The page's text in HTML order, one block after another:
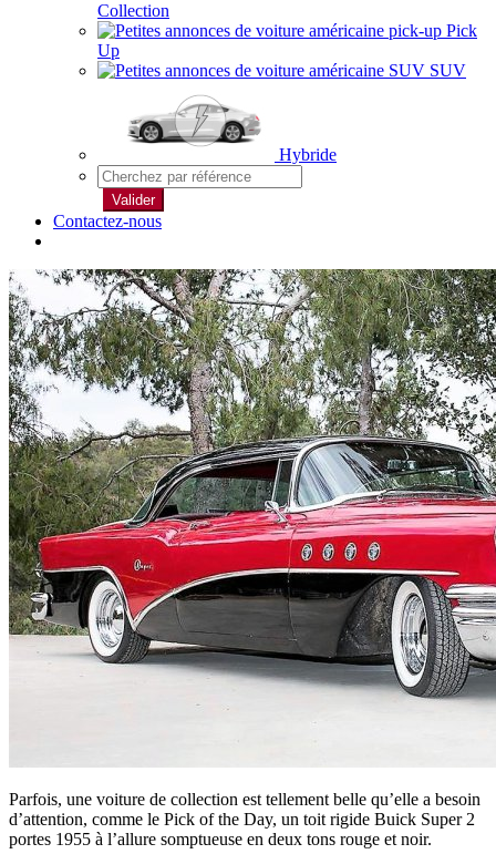
Collection
Pick
Up
SUV
Hybride
Valider
Contactez-nous
Parfois, une voiture de collection est tellement belle qu’elle a besoin
d’attention, comme le Pick of the Day, un toit rigide Buick Super 2
portes 1955 à l’allure somptueuse en deux tons rouge et noir.